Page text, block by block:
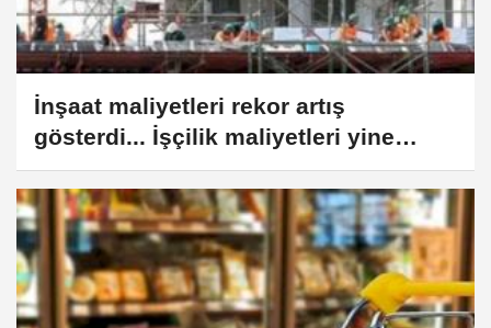
İnşaat maliyetleri rekor artış
gösterdi... İşçilik maliyetleri yine
zirvede